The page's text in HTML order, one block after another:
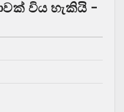
විය හැකියි –